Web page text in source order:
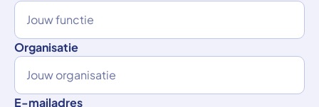
Organisatie
E-mailadres